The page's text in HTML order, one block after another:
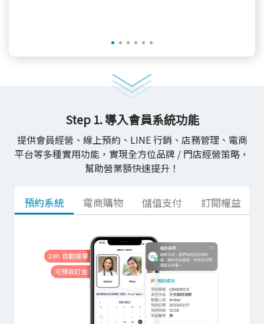
Step 1. 導入會員系統功能
提供會員經營、線上預約、LINE 行銷、店務管理、電商
平台等多種實用功能，實現全方位品牌 / 門店經營策略，
幫助營業額快速提升！
預約系統 電商購物 儲值支付 訂閱權益